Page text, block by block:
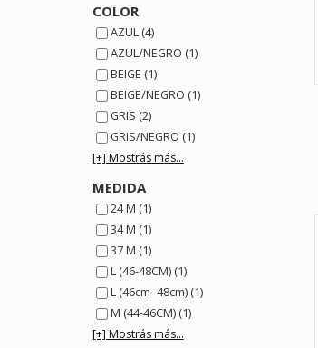
COLOR
AZUL (4)
AZUL/NEGRO (1)
BEIGE (1)
BEIGE/NEGRO (1)
GRIS (2)
GRIS/NEGRO (1)
[+] Mostrás más...
MEDIDA
24 M (1)
34 M (1)
37 M (1)
L (46-48CM) (1)
L (46cm -48cm) (1)
M (44-46CM) (1)
[+] Mostrás más...